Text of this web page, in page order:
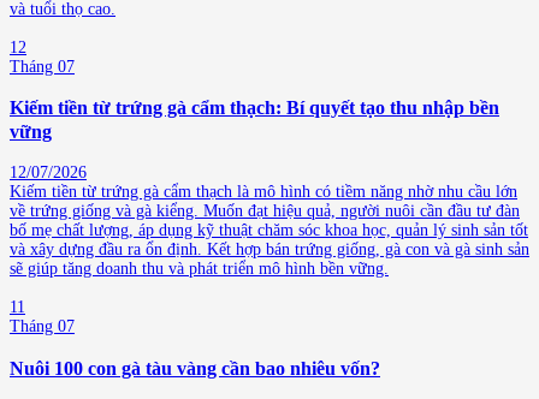
và tuổi thọ cao.
12
Tháng 07
Kiếm tiền từ trứng gà cẩm thạch: Bí quyết tạo thu nhập bền
vững
12/07/2026
Kiếm tiền từ trứng gà cẩm thạch là mô hình có tiềm năng nhờ nhu cầu lớn
về trứng giống và gà kiểng. Muốn đạt hiệu quả, người nuôi cần đầu tư đàn
bố mẹ chất lượng, áp dụng kỹ thuật chăm sóc khoa học, quản lý sinh sản tốt
và xây dựng đầu ra ổn định. Kết hợp bán trứng giống, gà con và gà sinh sản
sẽ giúp tăng doanh thu và phát triển mô hình bền vững.
11
Tháng 07
Nuôi 100 con gà tàu vàng cần bao nhiêu vốn?